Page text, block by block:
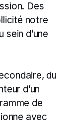
Des
notre
d’une
du
d’un
de
avec